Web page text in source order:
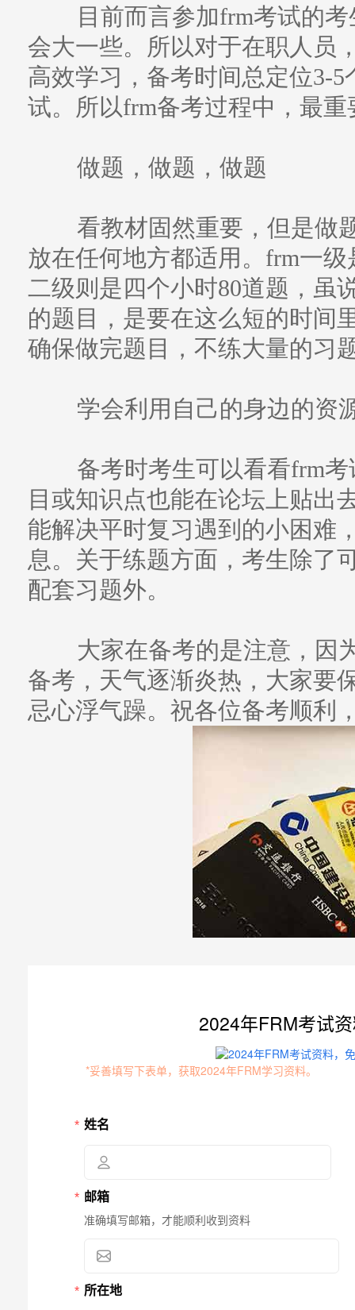
目前而言参加frm考试的考
会大一些。所以对于在职人员
高效学习，备考时间总定位3-
试。所以frm备考过程中，最
做题，做题，做题
看教材固然重要，但是做
放在任何地方都适用。frm一
二级则是四个小时80道题，虽
的题目，是要在这么短的时间
确保做完题目，不练大量的习
学会利用自己的身边的资
备考时考生可以看看frm考
目或知识点也能在论坛上贴出
能解决平时复习遇到的小困难
息。关于练题方面，考生除了
配套习题外。
大家在备考的是注意，因
备考，天气逐渐炎热，大家要
忌心浮气躁。祝各位备考顺利